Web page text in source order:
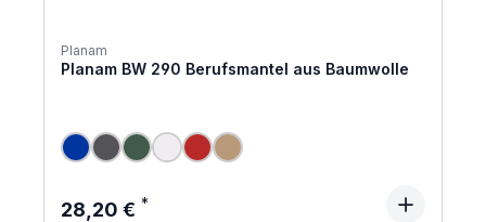
Planam
Planam BW 290 Berufsmantel aus Baumwolle
Regulärer Preis:
28,20 €